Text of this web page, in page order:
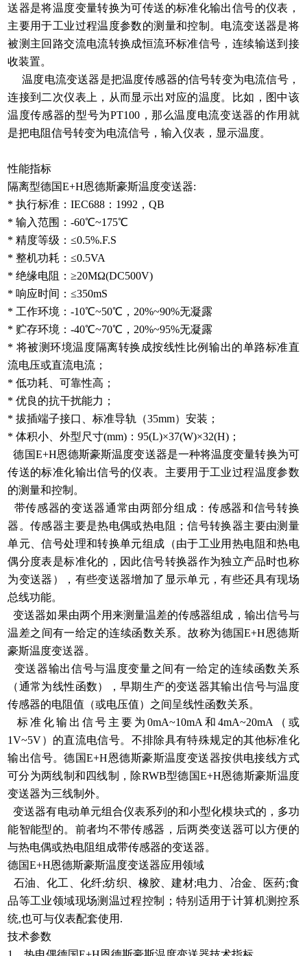
送器是将温度变量转换为可传送的标准化输出信号的仪表，
主要用于工业过程温度参数的测量和控制。电流变送器是将
被测主回路交流电流转换成恒流环标准信号，连续输送到接
收装置。
温度电流变送器是把温度传感器的信号转变为电流信号，
连接到二次仪表上，从而显示出对应的温度。比如，图中该
温度传感器的型号为PT100，那么温度电流变送器的作用就
是把电阻信号转变为电流信号，输入仪表，显示温度。
性能指标
隔离型德国E+H恩德斯豪斯温度变送器:
* 执行标准：IEC688：1992，QB
* 输入范围：-60℃~175℃
* 精度等级：≤0.5%.F.S
* 整机功耗：≤0.5VA
* 绝缘电阻：≥20MΩ(DC500V)
* 响应时间：≤350mS
* 工作环境：-10℃~50℃，20%~90%无凝露
* 贮存环境：-40℃~70℃，20%~95%无凝露
* 将被测环境温度隔离转换成按线性比例输出的单路标准直
流电压或直流电流；
* 低功耗、可靠性高；
* 优良的抗干扰能力；
* 拔插端子接口、标准导轨（35mm）安装；
* 体积小、外型尺寸(mm)：95(L)×37(W)×32(H)；
德国E+H恩德斯豪斯温度变送器是一种将温度变量转换为可
传送的标准化输出信号的仪表。主要用于工业过程温度参数
的测量和控制。
带传感器的变送器通常由两部分组成：传感器和信号转换
器。传感器主要是热电偶或热电阻；信号转换器主要由测量
单元、信号处理和转换单元组成（由于工业用热电阻和热电
偶分度表是标准化的，因此信号转换器作为独立产品时也称
为变送器），有些变送器增加了显示单元，有些还具有现场
总线功能。
变送器如果由两个用来测量温差的传感器组成，输出信号与
温差之间有一给定的连续函数关系。故称为德国E+H恩德斯
豪斯温度变送器。
变送器输出信号与温度变量之间有一给定的连续函数关系
（通常为线性函数），早期生产的变送器其输出信号与温度
传感器的电阻值（或电压值）之间呈线性函数关系。
标准化输出信号主要为0mA~10mA和4mA~20mA（或
1V~5V）的直流电信号。不排除具有特殊规定的其他标准化
输出信号。德国E+H恩德斯豪斯温度变送器按供电接线方式
可分为两线制和四线制，除RWB型德国E+H恩德斯豪斯温度
变送器为三线制外。
变送器有电动单元组合仪表系列的和小型化模块式的，多功
能智能型的。前者均不带传感器，后两类变送器可以方便的
与热电偶或热电阻组成带传感器的变送器。
德国E+H恩德斯豪斯温度变送器应用领域
石油、化工、化纤;纺织、橡胶、建材;电力、冶金、医药;食
品等工业领域现场测温过程控制；特别适用于计算机测控系
统,也可与仪表配套使用.
技术参数